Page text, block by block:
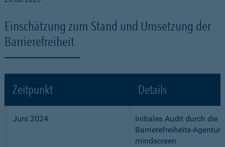
Einschätzung zum Stand und Umsetzung der
Barrierefreiheit
Zeitpunkt Details
Juni 2024
Initiales Audit durch die
Barrierefreiheits-Agentur
mindscreen